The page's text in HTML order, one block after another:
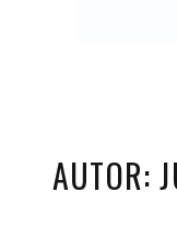
AUTOR: